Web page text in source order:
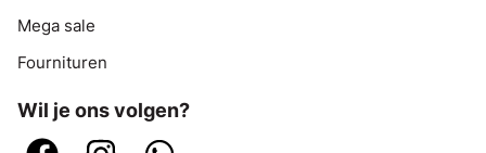
Mega sale
Fournituren
Wil je ons volgen?